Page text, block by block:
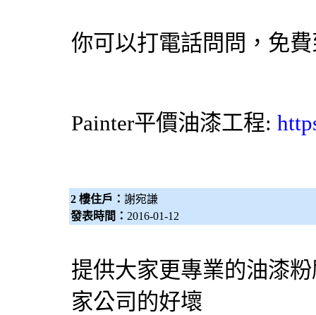
你可以打電話問問，免
Painter平價油漆工程:
2 樓住戶： 謝宛謙
發表時間： 2016-01-12
提供大家更專業的油漆
家公司的好壞